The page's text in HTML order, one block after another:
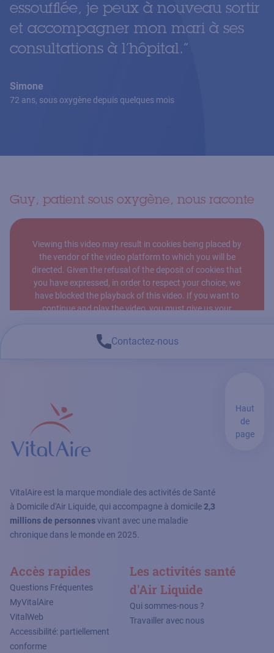
Contactez-nous
essoufflée, je peux à nouveau sortir
et accompagner mon mari à ses
consultations à l’hôpital.”
Simone
72 ans, sous oxygène depuis quelques mois
Guy, patient sous oxygène, nous raconte
Viewing this video may result in cookies being placed by
the vendor of the video platform to which you will be
directed. Given the refusal of the deposit of cookies that
you have expressed, in order to respect your choice, we
have blocked the playback of this video. If you want to
continue and play the video, you must give us your
I accept - Launch the video
VitalAire est la marque mondiale des activités de Santé
à Domicile d'Air Liquide, qui accompagne à domicile2,3
millions de personnesvivant avec une maladie
chronique dans le monde en 2025.
Accès rapides
Questions Fréquentes
MyVitalAire
VitalWeb
Accessibilité: partiellement
conforme
Les activités santé
d'Air Liquide
Qui sommes-nous ?
Travailler avec nous
Haut
de
page